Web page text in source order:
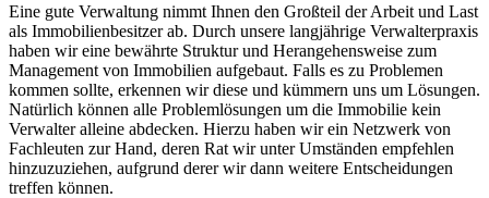
Eine gute Verwaltung nimmt Ihnen den Großteil der Arbeit und Last
als Immobilienbesitzer ab. Durch unsere langjährige Verwalterpraxis
haben wir eine bewährte Struktur und Herangehensweise zum
Management von Immobilien aufgebaut. Falls es zu Problemen
kommen sollte, erkennen wir diese und kümmern uns um Lösungen.
Natürlich können alle Problemlösungen um die Immobilie kein
Verwalter alleine abdecken. Hierzu haben wir ein Netzwerk von
Fachleuten zur Hand, deren Rat wir unter Umständen empfehlen
hinzuzuziehen, aufgrund derer wir dann weitere Entscheidungen
treffen können.